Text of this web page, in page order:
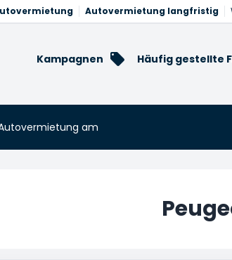
Autovermietung langfristig
Kampagnen Häufig gestellte
am